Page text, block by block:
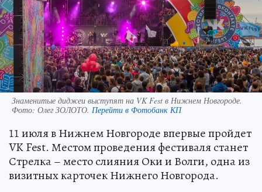
Знаменитые диджеи выступят на VK Fest в Нижнем Новгороде.
Фото: Олег ЗОЛОТО. Перейти в Фотобанк КП
11 июля в Нижнем Новгороде впервые пройдет
VK Fest. Местом проведения фестиваля станет
Стрелка – место слияния Оки и Волги, одна из
визитных карточек Нижнего Новгорода.